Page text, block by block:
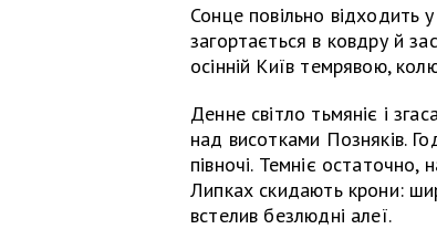
Сонце повільно відходить
загортається в ковдру й
осінній Київ темрявою,
Денне світло тьмяніє і
над висотками Позняків.
півночі. Темніє
Липках скидають крони:
встелив безлюдні алеї.